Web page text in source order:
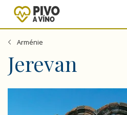
Arménie
Jerevan
Arménie - rajská země Noemova